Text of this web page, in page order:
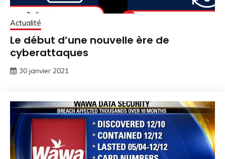
Actualité
Le début d’une nouvelle ère de
cyberattaques
30 janvier 2021